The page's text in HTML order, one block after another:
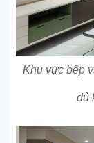
Khu vực bếp
đủ